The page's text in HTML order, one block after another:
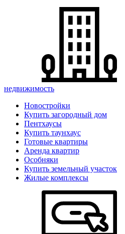
недвижимость
Новостройки
Купить загородный дом
Пентхаусы
Купить таунхаус
Готовые квартиры
Аренда квартир
Особняки
Купить земельный участок
Жилые комплексы